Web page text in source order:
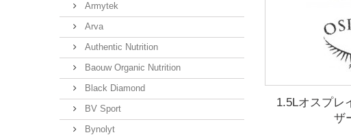
Armytek
Arva
Authentic Nutrition
Baouw Organic Nutrition
Black Diamond
BV Sport
Bynolyt
1.5Lオスプレ
ザ